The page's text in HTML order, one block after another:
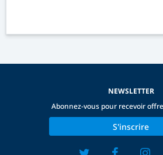
NEWSLETTER
Abonnez-vous pour recevoir
S'inscrire